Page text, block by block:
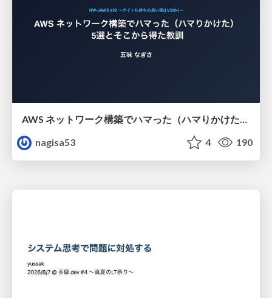
AWS ネットワーク構築でハマった（ハマりかけた） 5選とそこから得た教訓
nagisa53
4 190